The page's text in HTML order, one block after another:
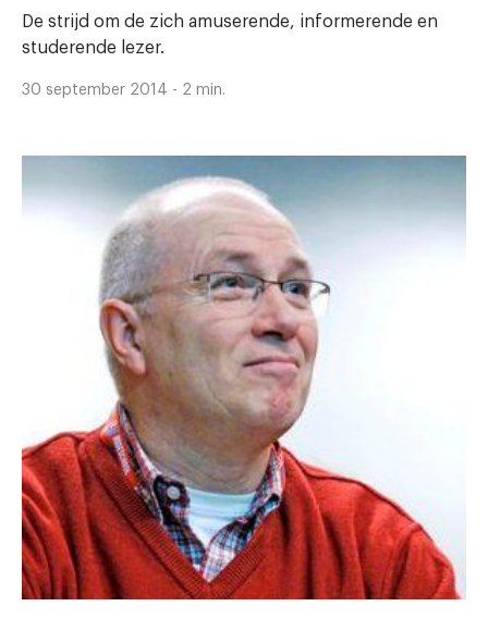
De strijd om de zich amuserende, informerende en
studerende lezer.
30 september 2014 - 2 min.